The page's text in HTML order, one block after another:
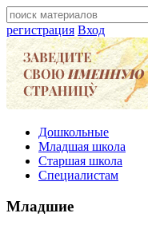
регистрация Вход
Дошкольные
Младшая школа
Старшая школа
Специалистам
Младшие